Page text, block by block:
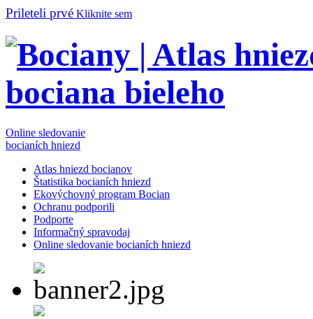
Prileteli prvé Kliknite sem
Online sledovanie
bocianích hniezd
Atlas hniezd bocianov
Štatistika bocianích hniezd
Ekovýchovný program Bocian
Ochranu podporili
Podporte
Informačný spravodaj
Online sledovanie bocianích hniezd